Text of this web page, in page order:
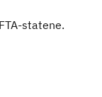
statene.